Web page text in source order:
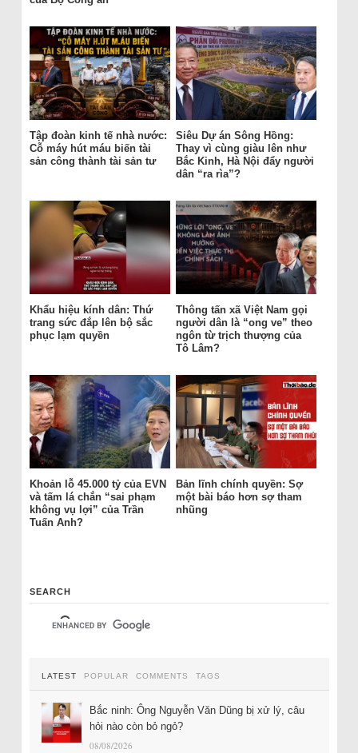
Tập đoàn kinh tế nhà nước:
Cỗ máy hút máu biến tài
sản công thành tài sản tư
Siêu Dự án Sông Hồng:
Thay vì cùng giàu lên như
Bắc Kinh, Hà Nội đẩy người
dân “ra rìa”?
Khẩu hiệu kính dân: Thứ
trang sức đắp lên bộ sắc
phục lạm quyền
Thông tấn xã Việt Nam gọi
người dân là “ong ve” theo
ngôn từ trịch thượng của
Tô Lâm?
Khoản lỗ 45.000 tỷ của EVN
và tấm lá chắn “sai phạm
không vụ lợi” của Trần
Tuấn Anh?
Bản lĩnh chính quyền: Sợ
một bài báo hơn sợ tham
nhũng
SEARCH
LATEST POPULAR COMMENTS TAGS
Bắc ninh: Ông Nguyễn Văn Dũng bị xử lý, câu
hỏi nào còn bỏ ngỏ?
08/08/2026